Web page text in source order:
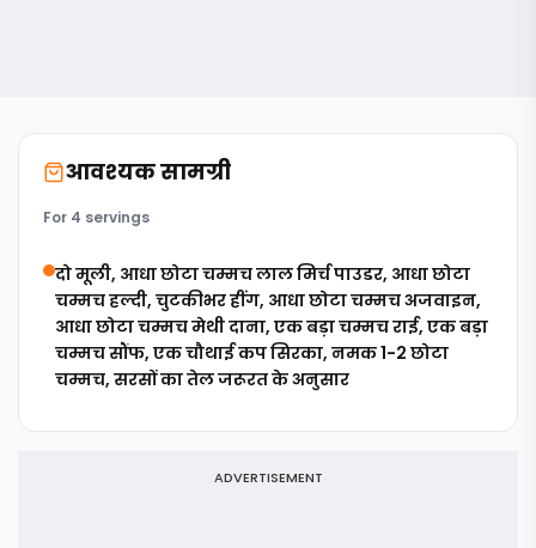
आवश्यक सामग्री
For 4 servings
दो मूली, आधा छोटा चम्मच लाल मिर्च पाउडर, आधा छोटा
चम्मच हल्दी, चुटकीभर हींग, आधा छोटा चम्मच अजवाइन,
आधा छोटा चम्मच मेथी दाना, एक बड़ा चम्मच राई, एक बड़ा
चम्मच सौंफ, एक चौथाई कप सिरका, नमक 1-2 छोटा
चम्मच, सरसों का तेल जरूरत के अनुसार
ADVERTISEMENT